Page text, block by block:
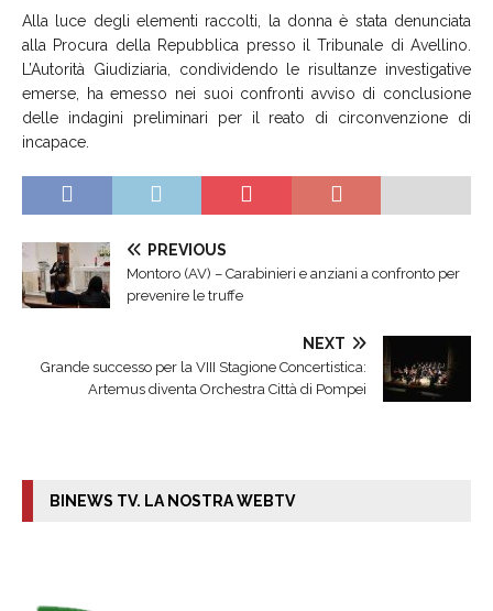
Alla luce degli elementi raccolti, la donna è stata denunciata
alla Procura della Repubblica presso il Tribunale di Avellino.
L’Autorità Giudiziaria, condividendo le risultanze investigative
emerse, ha emesso nei suoi confronti avviso di conclusione
delle indagini preliminari per il reato di circonvenzione di
incapace.
PREVIOUS
Montoro (AV) – Carabinieri e anziani a confronto per
prevenire le truffe
NEXT
Grande successo per la VIII Stagione Concertistica:
Artemus diventa Orchestra Città di Pompei
BINEWS TV. LA NOSTRA WEBTV